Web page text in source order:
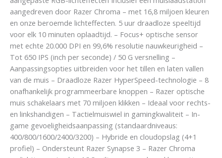
aangedreven door Razer Chroma – met 16,8 miljoen kleuren
en onze beroemde lichteffecten. 5 uur draadloze speeltijd
voor elk 10 minuten oplaadtijd. – Focus+ optische sensor
met echte 20.000 DPI en 99,6% resolutie nauwkeurigheid –
Tot 650 IPS (inch per seconde) / 50 G versnelling –
Aanpassingsopties uitbreiden voor het tillen en laten vallen
van de muis – Draadloze Razer HyperSpeed-technologie – 8
onafhankelijk programmeerbare knoppen – Razer optische
muis schakelaars met 70 miljoen klikken – Ideaal voor rechts-
en linkshandigen – Tactielmuiswiel in gamingkwaliteit – In-
game gevoeligheidsaanpassing (standaardniveaus:
400/800/1600/2400/3200) – Hybride en cloudopslag (4+1
profiel) – Ondersteunt Razer Synapse 3 – Razer Chroma